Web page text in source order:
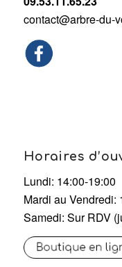
contact@arbre-du-
Horaires
Lundi: 14:00-19:00
Mardi au Vendredi:
Samedi: Sur RDV